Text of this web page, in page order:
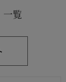
一覧